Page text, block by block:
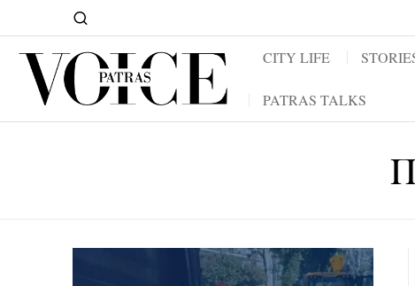
CITY LIFE
PATRAS TALKS